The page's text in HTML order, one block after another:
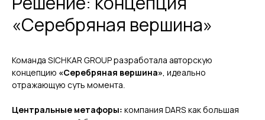
Решение: концепция
«Серебряная вершина»
Команда SICHKAR GROUP разработала авторскую
концепцию «Серебряная вершина», идеально
отражающую суть момента.
Центральные метафоры: компания DARS как большая